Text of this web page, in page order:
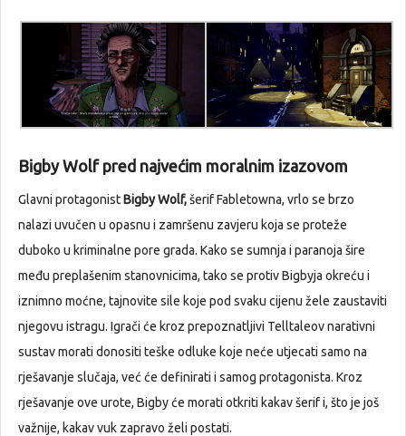
Bigby Wolf pred najvećim moralnim izazovom
Glavni protagonistBigby Wolf,šerif Fabletowna, vrlo se brzo
nalazi uvučen u opasnu i zamršenu zavjeru koja se proteže
duboko u kriminalne pore grada. Kako se sumnja i paranoja šire
među preplašenim stanovnicima, tako se protiv Bigbyja okreću i
iznimno moćne, tajnovite sile koje pod svaku cijenu žele zaustaviti
njegovu istragu. Igrači će kroz prepoznatljivi Telltaleov narativni
sustav morati donositi teške odluke koje neće utjecati samo na
rješavanje slučaja, već će definirati i samog protagonista. Kroz
rješavanje ove urote, Bigby će morati otkriti kakav šerif i, što je još
važnije, kakav vuk zapravo želi postati.